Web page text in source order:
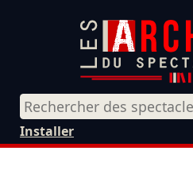
Installer